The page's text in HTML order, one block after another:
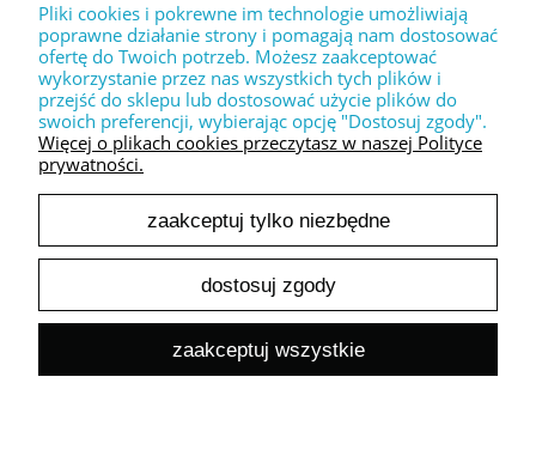
PŁATNOŚCI I DOSTAWA
INFORMACJE
O NAS
pokaż pełną wersję strony
Sklep internetowy Shoper.pl
Pliki cookies i pokrewne im technologie umożliwiają
poprawne działanie strony i pomagają nam dostosować
ofertę do Twoich potrzeb. Możesz zaakceptować
wykorzystanie przez nas wszystkich tych plików i
przejść do sklepu lub dostosować użycie plików do
swoich preferencji, wybierając opcję "Dostosuj zgody".
Więcej o plikach cookies przeczytasz w naszej Polityce
prywatności.
zaakceptuj tylko niezbędne
dostosuj zgody
zaakceptuj wszystkie